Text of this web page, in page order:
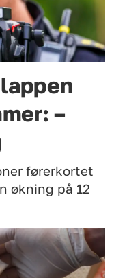
–
førerkortet
økning på 12